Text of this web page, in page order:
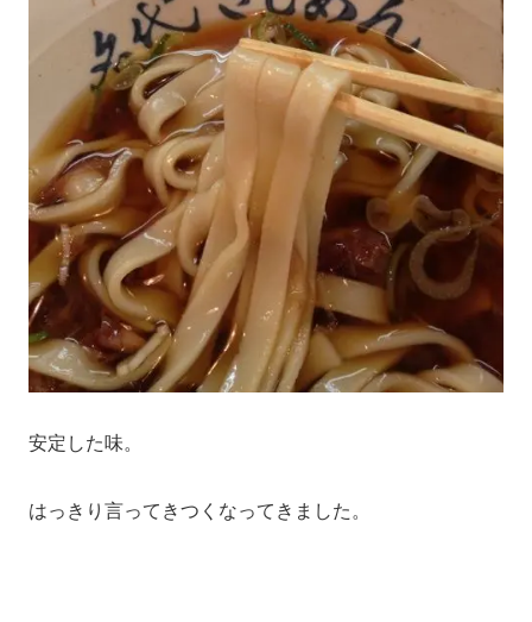
安定した味。
はっきり言ってきつくなってきました。